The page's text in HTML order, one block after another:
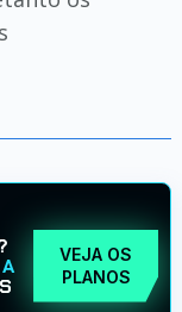
VEJA OS
PLANOS